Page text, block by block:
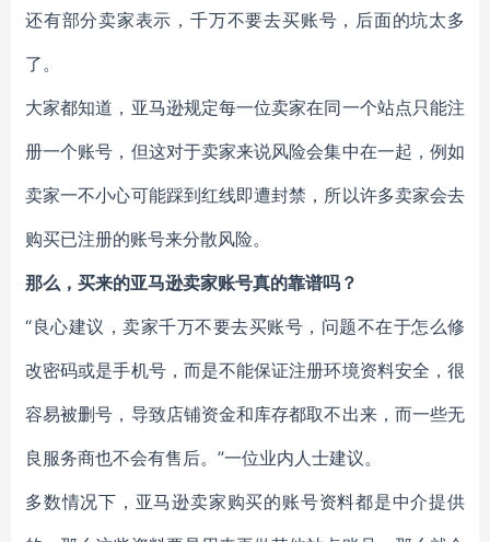
还有部分卖家表示，千万不要去买账号，后面的坑太多
了。
大家都知道，亚马逊规定每一位卖家在同一个站点只能注
册一个账号，但这对于卖家来说风险会集中在一起，例如
卖家一不小心可能踩到红线即遭封禁，所以许多卖家会去
购买已注册的账号来分散风险。
那么，买来的亚马逊卖家账号真的靠谱吗？
“良心建议，卖家千万不要去买账号，问题不在于怎么修
改密码或是手机号，而是不能保证注册环境资料安全，很
容易被删号，导致店铺资金和库存都取不出来，而一些无
良服务商也不会有售后。”一位业内人士建议。
多数情况下，亚马逊卖家购买的账号资料都是中介提供